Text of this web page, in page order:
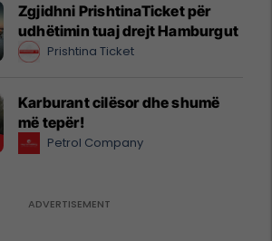
Zgjidhni PrishtinaTicket për
udhëtimin tuaj drejt Hamburgut
Prishtina Ticket
Karburant cilësor dhe shumë
më tepër!
Petrol Company